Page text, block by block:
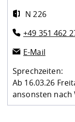
Kontakt und
N 226
+49 351 462
E-Mail
Sprechzeiten:
Ab 16.03.26
ansonsten nach